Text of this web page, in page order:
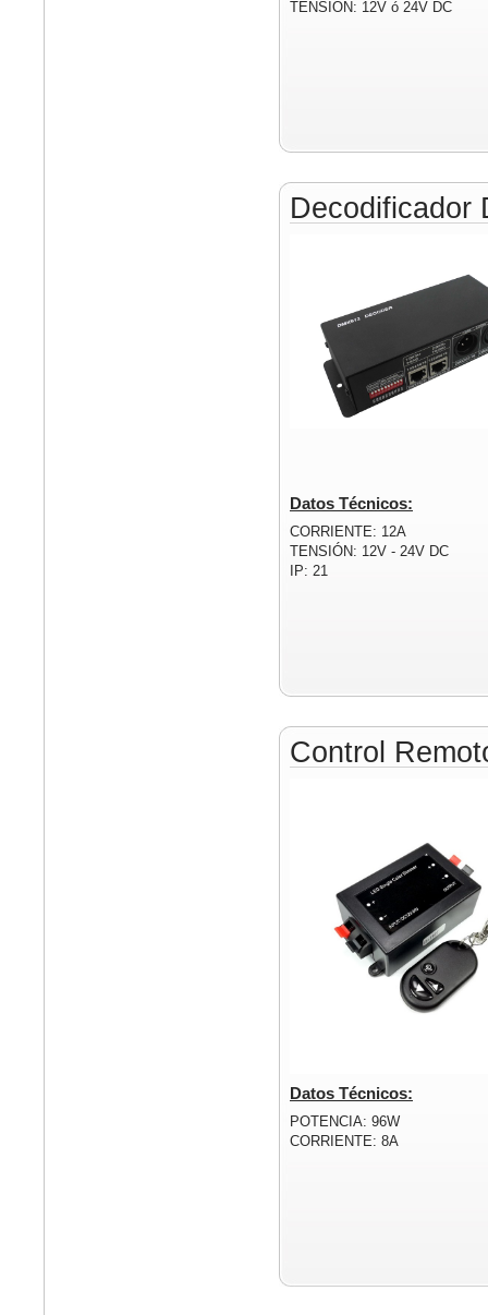
TENSIÓN: 12V ó 24V DC
Decodificador
Datos Técnicos:
CORRIENTE: 12A
TENSIÓN: 12V - 24V DC
IP: 21
Control
Datos Técnicos:
POTENCIA: 96W
CORRIENTE: 8A